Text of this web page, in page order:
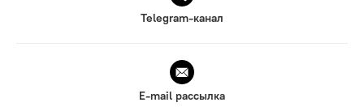
Telegram-канал
E-mail рассылка